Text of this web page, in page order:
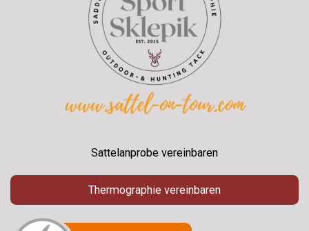
Sattelanprobe vereinbaren
Thermographie vereinbaren